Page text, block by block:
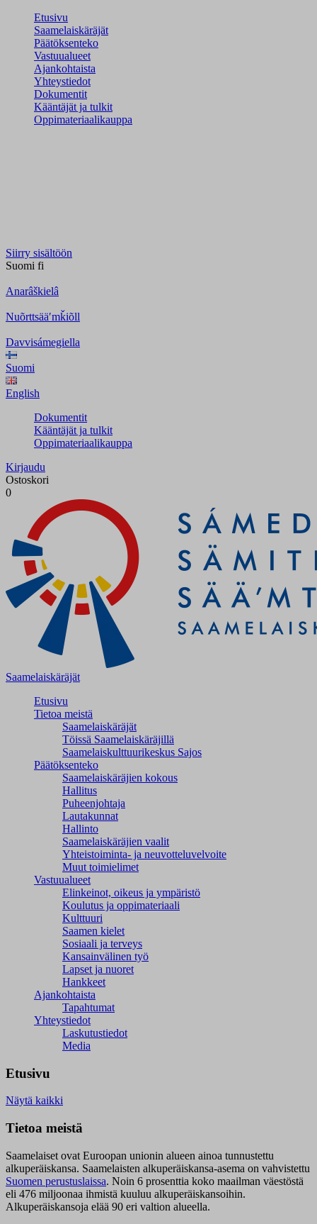
Etusivu
Saamelaiskäräjät
Päätöksenteko
Vastuualueet
Ajankohtaista
Yhteystiedot
Dokumentit
Kääntäjät ja tulkit
Oppimateriaalikauppa
Siirry sisältöön
Suomi fi
Anarâškielâ
Nuõrttsääʹmǩiõll
Davvisámegiella
Suomi
English
Dokumentit
Kääntäjät ja tulkit
Oppimateriaalikauppa
Kirjaudu
Ostoskori
0
Saamelaiskäräjät
Etusivu
Tietoa meistä
Saamelaiskäräjät
Töissä Saamelaiskäräjillä
Saamelaiskulttuuri­keskus Sajos
Päätöksenteko
Saamelaiskäräjien kokous
Hallitus
Puheenjohtaja
Lautakunnat
Hallinto
Saamelaiskäräjien vaalit
Yhteistoiminta- ja neuvotteluvelvoite
Muut toimielimet
Vastuualueet
Elinkeinot, oikeus ja ympäristö
Koulutus ja oppimateriaali
Kulttuuri
Saamen kielet
Sosiaali ja terveys
Kansainvälinen työ
Lapset ja nuoret
Hankkeet
Ajankohtaista
Tapahtumat
Yhteystiedot
Laskutustiedot
Media
Etusivu
Näytä kaikki
Tietoa meistä
Saamelaiset ovat Euroopan unionin alueen ainoa tunnustettu
alkuperäiskansa. Saamelaisten alkuperäiskansa-asema on vahvistettu
Suomen perustuslaissa. Noin 6 prosenttia koko maailman väestöstä
eli 476 miljoonaa ihmistä kuuluu alkuperäiskansoihin.
Alkuperäiskansoja elää 90 eri valtion alueella.